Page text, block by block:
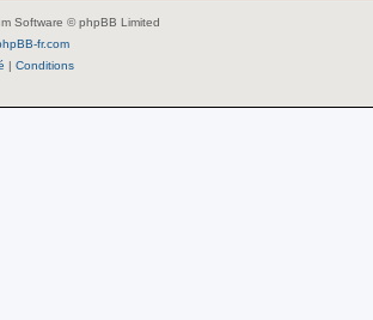
Software © phpBB Limited
fr.com
| Conditions